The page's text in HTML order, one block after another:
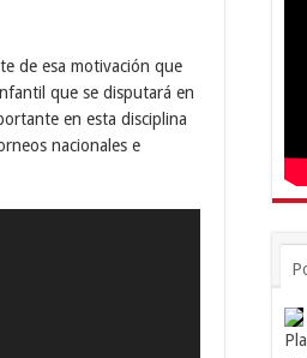
de esa motivación que
que se disputará en
en esta disciplina
nacionales e